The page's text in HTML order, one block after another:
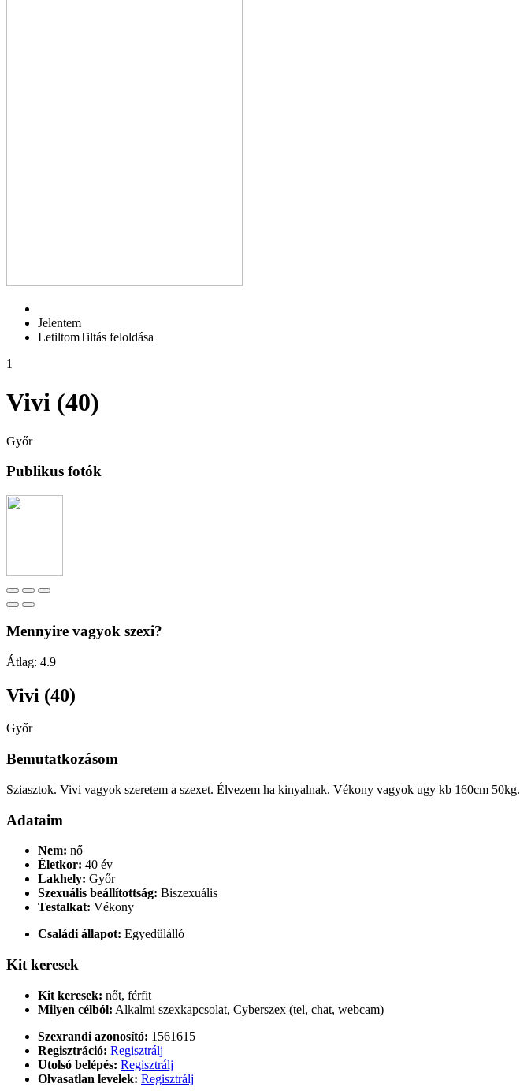
Jelentem
LetiltomTiltás feloldása
1
Vivi (40)
Győr
Publikus fotók
Mennyire vagyok szexi?
Átlag: 4.9
Vivi (40)
Győr
Bemutatkozásom
Sziasztok. Vivi vagyok szeretem a szexet. Élvezem ha kinyalnak. Vékony vagyok ugy kb 160cm 50kg.
Adataim
Nem: nő
Életkor: 40 év
Lakhely: Győr
Szexuális beállítottság: Biszexuális
Testalkat: Vékony
Családi állapot: Egyedülálló
Kit keresek
Kit keresek: nőt, férfit
Milyen célból: Alkalmi szexkapcsolat, Cyberszex (tel, chat, webcam)
Szexrandi azonosító: 1561615
Regisztráció: Regisztrálj
Utolsó belépés: Regisztrálj
Olvasatlan levelek: Regisztrálj